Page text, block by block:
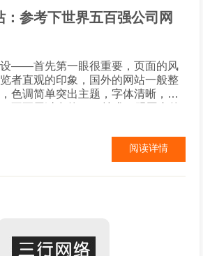
：参考下世界五百强公司网
——首先第一眼很重要，页面的风
者直观的印象，国外的网站一般整
色调简单突出主题，字体清晰，网
做外贸网站的企业
界五百强的企业网站。 1、外贸
从网站风格考虑，最好选择适合外国
阅读详情